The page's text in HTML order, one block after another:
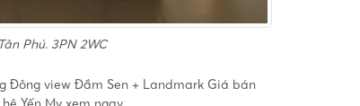
Phú. 3PN 2WC
Đông view Đầm Sen + Landmark Giá bán